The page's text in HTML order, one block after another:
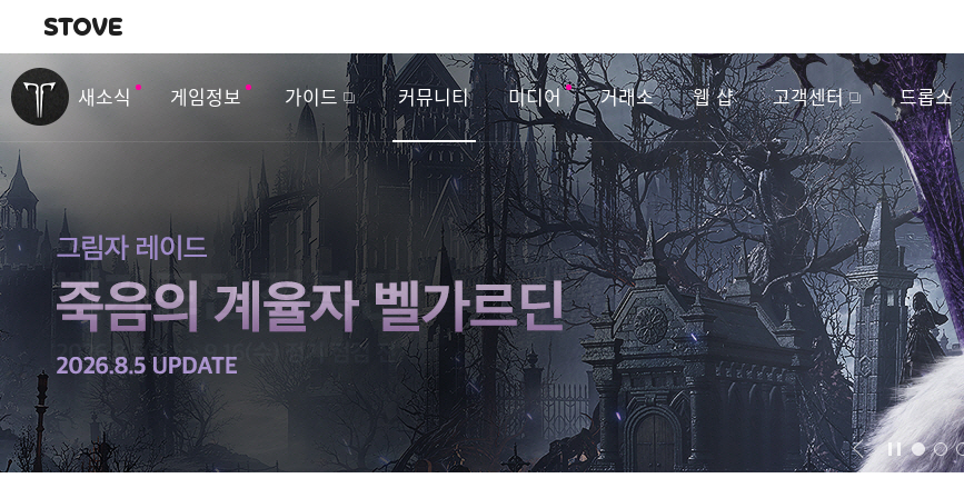
내비게이션
새소식 게임정보 가이드 커뮤니티 미디어 거래소 웹 샵 고객센터 드롭스
벤
트
&
업
데
이
트